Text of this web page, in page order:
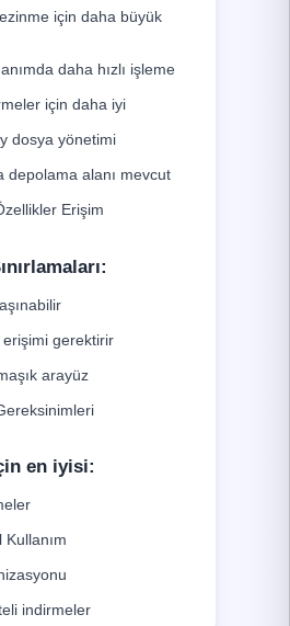
için daha büyük
daha hızlı işleme
için daha iyi
dosya yönetimi
depolama alanı mevcut
Erişim
:
erişimi gerektirir
arayüz
en iyisi:
indirmeler